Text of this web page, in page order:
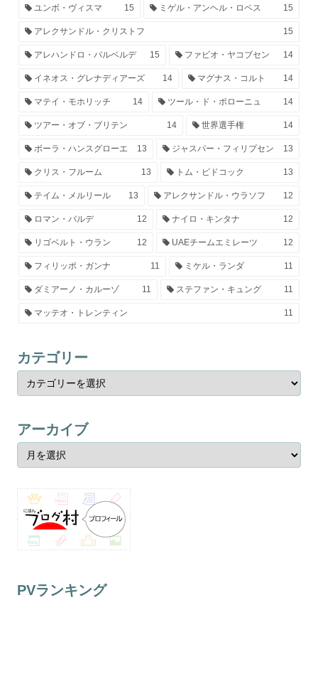
ユンボ・ヴィスマ 15 ミゲル・アンヘル・ロペス 15
アレクサンドル・クリストフ 15
アレハンドロ・バルベルデ 15 ファビオ・ヤコブセン 14
イネオス・グレナディアーズ 14 マグナス・コルト 14
マテイ・モホリッチ 14 ツール・ド・ポローニュ 14
ツアー・オブ・ブリテン 14 世界選手権 14
ボーラ・ハンスグローエ 13 ジャスパー・フィリプセン 13
クリス・フルーム 13 トム・ピドコック 13
テイム・メルリール 13 アレクサンドル・ウラソフ 12
ロマン・バルデ 12 ナイロ・キンタナ 12
リゴベルト・ウラン 12 UAEチームエミレーツ 12
フィリッポ・ガンナ 11 ミケル・ランダ 11
ダミアーノ・カルーゾ 11 ステファン・キュング 11
マッテオ・トレンティン 11
カテゴリー
アーカイブ
PVランキング